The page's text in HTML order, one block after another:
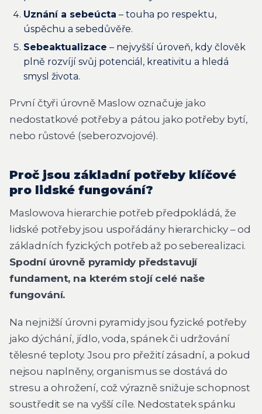
Uznání a sebeúcta – touha po respektu,
úspěchu a sebedůvěře.
Sebeaktualizace – nejvyšší úroveň, kdy člověk
plně rozvíjí svůj potenciál, kreativitu a hledá
smysl života.
První čtyři úrovně Maslow označuje jako
nedostatkové potřeby a pátou jako potřeby bytí,
nebo růstové (seberozvojové).
Proč jsou základní potřeby klíčové
pro lidské fungování?
Maslowova hierarchie potřeb předpokládá, že
lidské potřeby jsou uspořádány hierarchicky – od
základních fyzických potřeb až po seberealizaci.
Spodní úrovně pyramidy představují
fundament, na kterém stojí celé naše
fungování.
Na nejnižší úrovni pyramidy jsou fyzické potřeby
jako dýchání, jídlo, voda, spánek či udržování
tělesné teploty. Jsou pro přežití zásadní, a pokud
nejsou naplněny, organismus se dostává do
stresu a ohrožení, což výrazně snižuje schopnost
soustředit se na vyšší cíle. Nedostatek spánku